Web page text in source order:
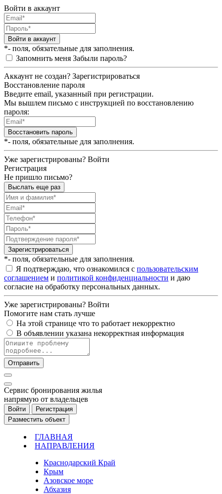
Войти в аккаунт
Войти в аккаунт
*- поля, обязательные для заполнения.
Запомнить меня Забыли пароль?
Аккаунт не создан? Зарегистрироваться
Восстановление пароля
Введите email, указанный при регистрации.
Мы вышлем письмо с инструкцией по восстановлению
пароля:
Восстановить пароль
*- поля, обязательные для заполнения.
Уже зарегистрированы? Войти
Регистрация
Не пришло письмо?
Выслать еще раз
Зарегистрироваться
*- поля, обязательные для заполнения.
Я подтверждаю, что ознакомился с пользовательским
соглашением и политикой конфиденциальности и даю
согласие на обработку персональных данных.
Уже зарегистрированы? Войти
Помогите нам стать лучше
На этой странице что то работает некорректно
В объявлении указана некорректная информация
Отправить
Cервис бронирования жилья
напрямую от владельцев
Войти
Регистрация
Разместить объект
ГЛАВНАЯ
НАПРАВЛЕНИЯ
Краснодарский Край
Крым
Азовское море
Абхазия